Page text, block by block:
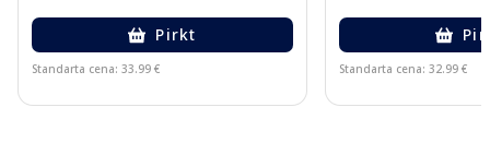
Pirkt
Standarta cena: 33.99 € Standarta cena: 32.99 €